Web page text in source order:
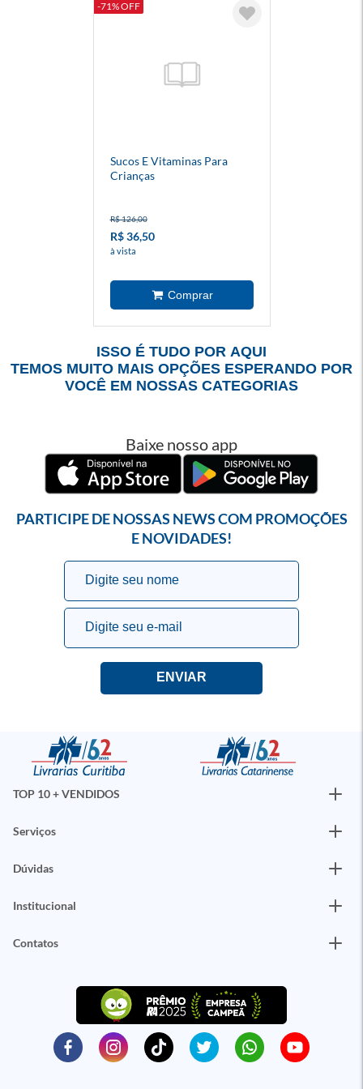
-71% OFF
Sucos E Vitaminas Para
Crianças
R$ 126,00
R$ 36,50
à vista
ISSO É TUDO POR AQUI
TEMOS MUITO MAIS OPÇÕES ESPERANDO POR
VOCÊ EM NOSSAS CATEGORIAS
Baixe nosso app
PARTICIPE DE NOSSAS NEWS COM PROMOÇÕES
E NOVIDADES!
TOP 10 + VENDIDOS
Serviços
Dúvidas
Institucional
Contatos